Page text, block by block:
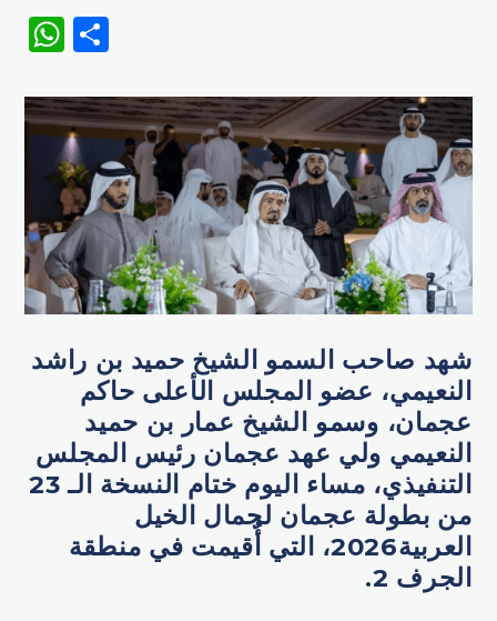
WhatsApp
شهد صاحب السمو الشيخ حميد بن راشد
النعيمي، عضو المجلس الأعلى حاكم
عجمان، وسمو الشيخ عمار بن حميد
النعيمي ولي عهد عجمان رئيس المجلس
التنفيذي، مساء اليوم ختام النسخة الـ 23
من بطولة عجمان لجمال الخيل
العربية2026، التي أُقيمت في منطقة
الجرف 2.